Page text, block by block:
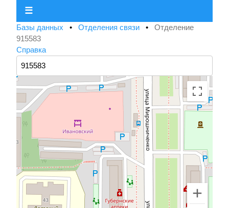
☰
Базы данных • Отделения связи • Отделение
915583
Справка